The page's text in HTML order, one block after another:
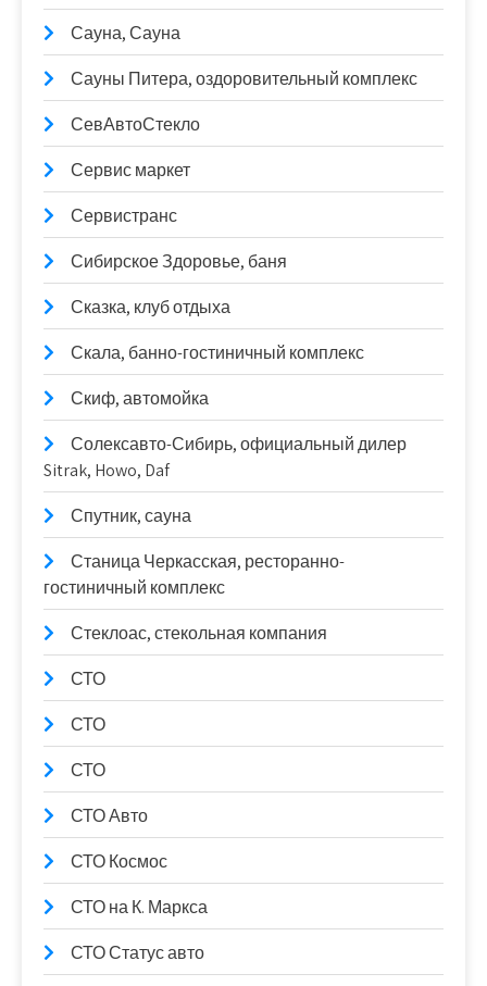
Сауна, Сауна
Сауны Питера, оздоровительный комплекс
СевАвтоСтекло
Сервис маркет
Сервистранс
Сибирское Здоровье, баня
Сказка, клуб отдыха
Скала, банно-гостиничный комплекс
Скиф, автомойка
Солексавто-Сибирь, официальный дилер
Sitrak, Howo, Daf
Спутник, сауна
Станица Черкасская, ресторанно-
гостиничный комплекс
Стеклоас, стекольная компания
СТО
СТО
СТО
СТО Авто
СТО Космос
СТО на К. Маркса
СТО Статус авто